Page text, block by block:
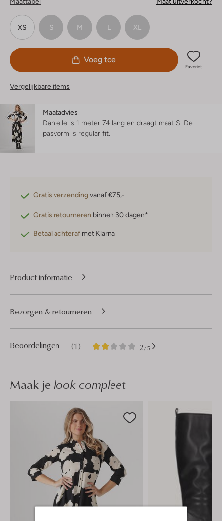
XS S M L XL
Voeg toe
Favoriet
Vergelijkbare items
Maatadvies
Danielle is 1 meter 74 lang en draagt maat S. De
pasvorm is regular fit
Gratis verzendingvanaf €75,-
Gratis retourneren binnen 30 dagen*
Betaal achteraf met Klarna
Product informatie
Beoordelingen (1) 2/5
1
2
Bezorgen & retourneren
Maak je look compleet